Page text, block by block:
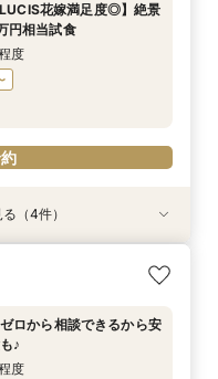
花嫁満足度◎】絶景
円相当試食
度
式】パパママ・マタニ
格神前式×絶景披露宴×
温まる挙式体験×美食お
マホでOK◎オンライン
（4件）
ロから相談できるから安
♪
度